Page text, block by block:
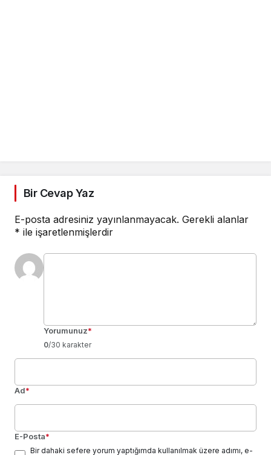
Bir Cevap Yaz
E-posta adresiniz yayınlanmayacak. Gerekli alanlar
* ile işaretlenmişlerdir
Yorumunuz*
0/30 karakter
Ad*
E-Posta*
Bir dahaki sefere yorum yaptığımda kullanılmak üzere adımı, e-